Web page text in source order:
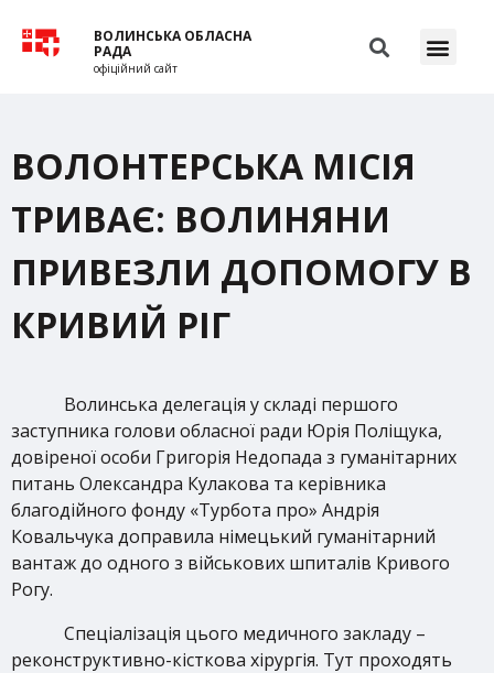
ВОЛИНСЬКА ОБЛАСНА
РАДА
офіційний сайт
ВОЛОНТЕРСЬКА МІСІЯ
ТРИВАЄ: ВОЛИНЯНИ
ПРИВЕЗЛИ ДОПОМОГУ В
КРИВИЙ РІГ
Волинська делегація у складі першого
заступника голови обласної ради Юрія Поліщука,
довіреної особи Григорія Недопада з гуманітарних
питань Олександра Кулакова та керівника
благодійного фонду «Турбота про» Андрія
Ковальчука доправила німецький гуманітарний
вантаж до одного з військових шпиталів Кривого
Рогу.
Спеціалізація цього медичного закладу –
реконструктивно-кісткова хірургія. Тут проходять